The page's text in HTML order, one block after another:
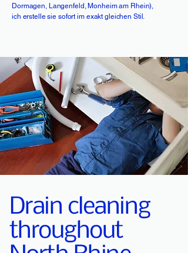
Dormagen, Langenfeld, Monheim am Rhein),
ich erstelle sie sofort im exakt gleichen Stil.
Drain cleaning
throughout